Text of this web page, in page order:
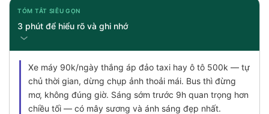
TÓM TẮT SIÊU GỌN
3 phút để hiểu rõ và ghi nhớ
Xe máy 90k/ngày thắng áp đảo taxi hay ô tô 500k — tự
chủ thời gian, dừng chụp ảnh thoải mái. Bus thì đừng
mơ, không đúng giờ. Sáng sớm trước 9h quan trọng hơn
chiều tối — có mây sương và ánh sáng đẹp nhất.